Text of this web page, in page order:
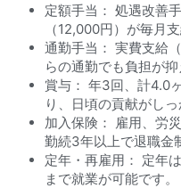
定額手当： 処遇改善
（12,000円）が毎月
通勤手当： 実費支給
らの通勤でも負担が抑
賞与： 年3回、計4.0
り、日頃の貢献がしっ
加入保険： 雇用、労
勤続3年以上で退職金
定年・再雇用： 定年
まで就業が可能です。